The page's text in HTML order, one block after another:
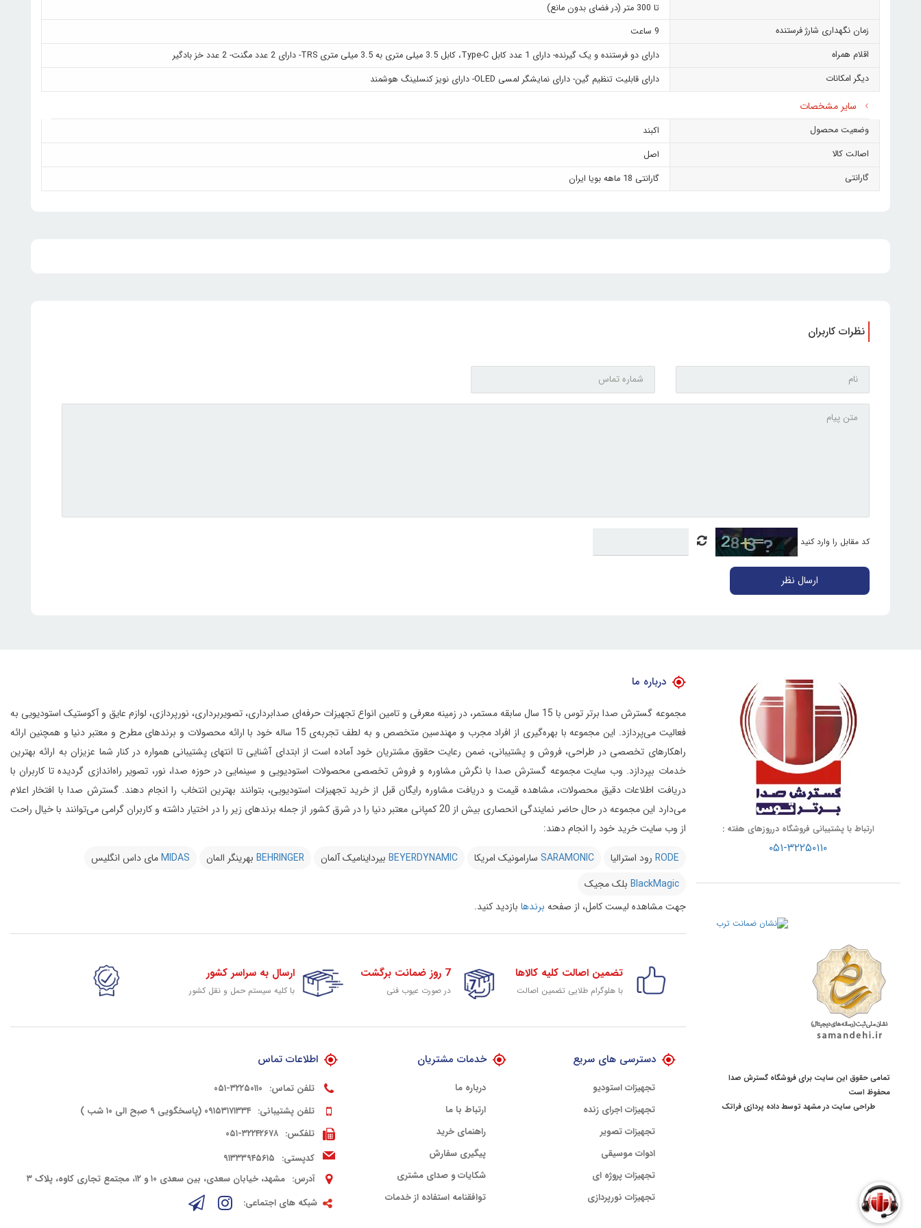
تا 300 متر (در فضای بدون مانع)
زمان نگهداری شارژ فرستنده
9 ساعت
اقلام همراه
دارای دو فرستنده و یک گیرنده- دارای 1 عدد کابل Type-C، کابل 3.5 میلی متری به 3.5 میلی متری TRS- دارای 2 عدد مگنت- 2 عدد خز بادگیر
دیگر امکانات
دارای قابلیت تنظیم گین- دارای نمایشگر لمسی OLED- دارای نویز کنسلینگ هوشمند
سایر مشخصات
وضعیت محصول
اکبند
اصالت کالا
اصل
گارانتی
گارانتی 18 ماهه بویا ایران
نظرات کاربران
کد مقابل را وارد کنید
ارسال نظر
ارتباط با پشتیبانی فروشگاه درروزهای هفته :
۰۵۱-۳۲۲۵۰۱۱۰
تمامی حقوق این سایت برای فروشگاه گسترش صدا
محفوظ است
طراحی سایت در مشهد توسطداده پردازی فراتک
درباره ما
مجموعه گسترش صدا برتر توس با 15 سال سابقه مستمر، در زمینه معرفی و تامین انواع تجهیزات حرفه‌ای صدابرداری، تصویربرداری، نورپردازی، لوازم عایق و آکوستیک استودیویی به
فعالیت می‌پردازد.
این مجموعه با بهره‌گیری از افراد مجرب و مهندسین متخصص و به لطف تجربه‌ی 15 ساله خود با ارائه محصولات و برندهای مطرح و معتبر دنیا و همچنین ارائه
راهکارهای تخصصی در طراحی، فروش و پشتیبانی، ضمن رعایت حقوق مشتریان خود آماده است از ابتدای آشنایی تا انتهای پشتیبانی همواره در کنار شما عزیزان به ارائه بهترین
خدمات بپردازد. وب سایت مجموعه گسترش صدا با نگرش مشاوره و فروش تخصصی محصولات استودیویی و سینمایی در حوزه صدا، نور، تصویر راه‌اندازی گردیده تا کاربران با
دریافت اطلاعات دقیق محصولات، مشاهده قیمت و دریافت مشاوره رایگان قبل از خرید تجهیزات استودیویی، بتوانند بهترین انتخاب را انجام دهند. گسترش صدا با افتخار اعلام
می‌دارد این مجموعه در حال حاضر نمایندگی انحصاری بیش از 20 کمپانی معتبر دنیا را در شرق کشور از جمله برندهای زیر را در اختیار داشته و کاربران گرامی می‌توانند با خیال راحت
از وب سایت خرید خود را انجام دهند:
RODE رود استرالیا SARAMONIC سارامونیک امریکا BEYERDYNAMIC بیرداینامیک آلمان BEHRINGER بهرینگر المان MIDAS مای داس انگلیس
BlackMagic بلک مجیک
جهت مشاهده لیست کامل، از صفحه برندها بازدید کنید.
تضمین اصالت کلیه کالاها
با هلوگرام طلایی تضمین اصالت
7 روز ضمانت برگشت
در صورت عیوب فنی
ارسال به سراسر کشور
با کلیه سیستم حمل و نقل کشور
پشتیبانی حرفه ای کلیه کالای سایت
دسترسی های سریع
تجهیزات استودیو
تجهیزات اجرای زنده
تجهیزات تصویر
ادوات موسیقی
تجهیزات پروژه ای
تجهیزات نورپردازی
خدمات مشتریان
درباره ما
ارتباط با ما
راهنمای خرید
پیگیری سفارش
شکایات و صدای مشتری
توافقنامه استفاده از خدمات
اطلاعات تماس
تلفن تماس: ۳۲۲۵۰۱۱۰-۰۵۱
تلفن پشتیبانی: ۰۹۱۵۳۱۷۱۳۳۴ (پاسخگویی ۹ صبح الی ۱۰ شب )
تلفکس: ۳۲۲۴۲۶۷۸-۰۵۱
کدپستی: ۹۱۳۳۳۹۴۵۶۱۵
آدرس: مشهد، خیابان سعدی، بین سعدی ۱۰ و ۱۲، مجتمع تجاری کاوه، پلاک ۳
شبکه های اجتماعی: